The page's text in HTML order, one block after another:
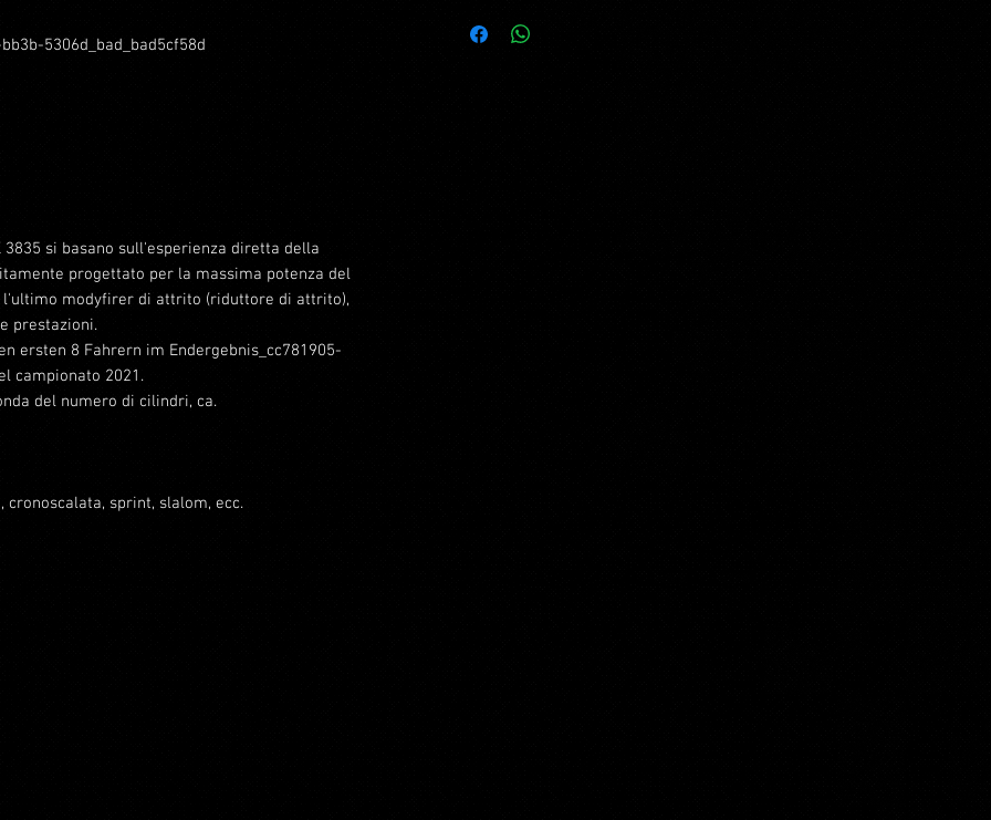
5306d_bad_bad5cf58d
3835 si basano sull'esperienza diretta della
progettato per la massima potenza del
modyfirer di attrito (riduttore di attrito),
prestazioni.
ersten 8 Fahrern im Endergebnis_cc781905-
campionato 2021.
del numero di cilindri, ca.
sprint, slalom, ecc.